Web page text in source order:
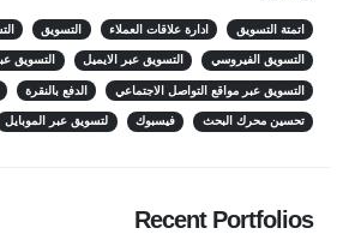
اتمتة التسويق ادارة علاقات العملاء التسويق
التسويق الفيروسي التسويق عبر الايميل التسويق
التسويق عبر مواقع التواصل الاجتماعي الدفع بالنقرة
تحسين محرك البحث فيسبوك لتسويق عبر الموبايل
Recent Portfolios